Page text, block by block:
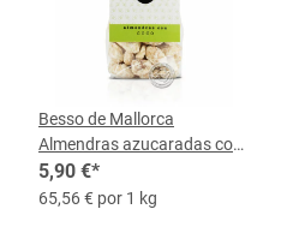
Besso de Mallorca
Almendras azucaradas con
Coco, 90-g-Beutel
5,90 €*
65,56 € por 1 kg